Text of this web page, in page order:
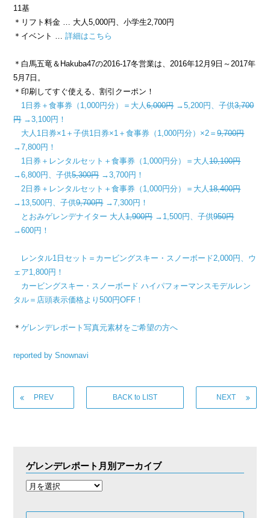
11基
＊リフト料金 … 大人5,000円、小学生2,700円
＊イベント …詳細はこちら
＊白馬五竜＆Hakuba47の2016-17冬営業は、2016年12月9日～2017年
5月7日。
＊印刷してすぐ使える、割引クーポン！
1日券＋食事券（1,000円分）＝大人6,000円→5,200円、子供3,700
円→3,100円！
大人1日券×1＋子供1日券×1＋食事券（1,000円分）×2＝9,700円
→7,800円！
1日券＋レンタルセット＋食事券（1,000円分）＝大人10,100円
→6,800円、子供5,300円→3,700円！
2日券＋レンタルセット＋食事券（1,000円分）＝大人18,400円
→13,500円、子供9,700円→7,300円！
とおみゲレンデナイター 大人1,900円→1,500円、子供950円
→600円！
レンタル1日セット＝カービングスキー・スノーボード2,000円、ウ
ェア1,800円！
カービングスキー・スノーボード ハイパフォーマンスモデルレン
タル＝店頭表示価格より500円OFF！
＊ゲレンデレポート写真元素材をご希望の方へ
reported by Snownavi
PREV BACK to LIST NEXT
ゲレンデレポート月別アーカイブ